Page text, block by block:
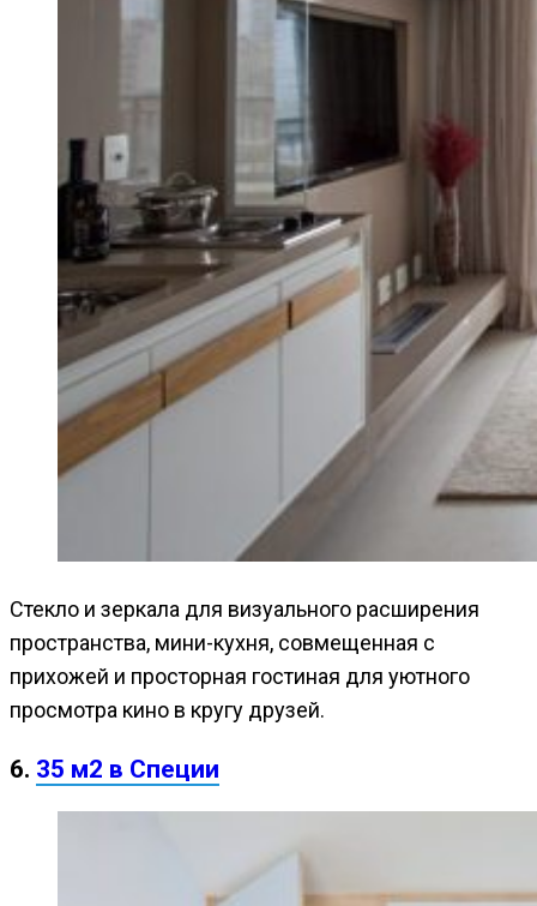
Стекло и зеркала для визуального расширения
пространства, мини-кухня, совмещенная с
прихожей и просторная гостиная для уютного
просмотра кино в кругу друзей.
6. 35 м2 в Специи